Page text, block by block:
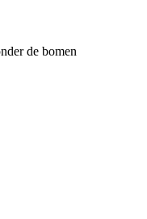
de bomen